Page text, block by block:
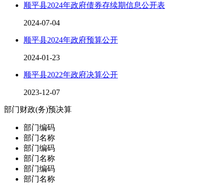
顺平县2024年政府债券存续期信息公开表
2024-07-04
顺平县2024年政府预算公开
2024-01-23
顺平县2022年政府决算公开
2023-12-07
部门财政(务)预决算
部门编码
部门名称
部门编码
部门名称
部门编码
部门名称